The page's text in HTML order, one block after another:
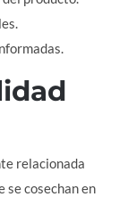
relacionada
se cosechan en